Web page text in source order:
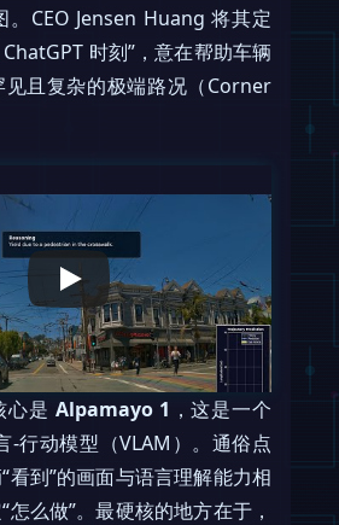
CEO Jensen Huang 将其定
时刻”，意在帮助车辆
见且复杂的极端路况（Corner
心是 Alpamayo 1 ，这是一个
-行动模型（VLAM）。通俗点
看到”的画面与语言理解能力相
怎么做”。最硬核的地方在于，